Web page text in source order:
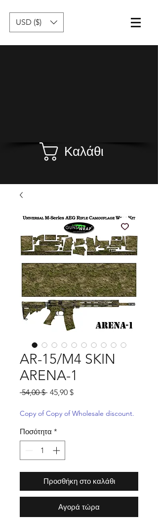
USD ($)
Καλάθι
AR-15/M4 SKIN
ARENA-1
54,00 $ Κανονική
45,90 $Τιμή
Copy of Copy of Wholesale discount.
Ποσότητα *
Προσθήκη στο καλάθι
Αγορά τώρα